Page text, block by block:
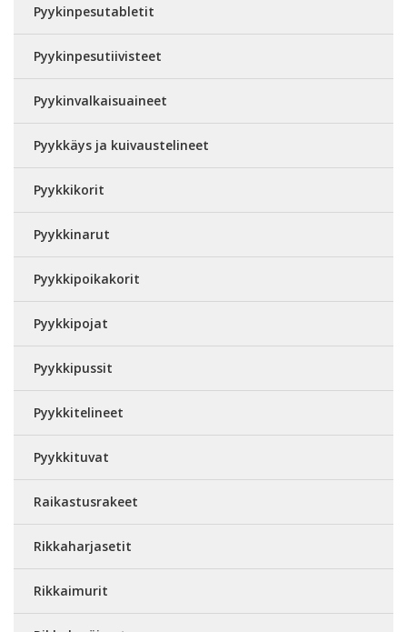
Pyykinpesutabletit
Pyykinpesutiivisteet
Pyykinvalkaisuaineet
Pyykkäys ja kuivaustelineet
Pyykkikorit
Pyykkinarut
Pyykkipoikakorit
Pyykkipojat
Pyykkipussit
Pyykkitelineet
Pyykkituvat
Raikastusrakeet
Rikkaharjasetit
Rikkaimurit